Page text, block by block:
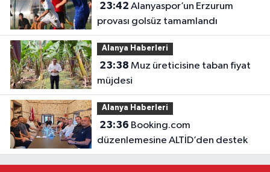
23:42
provası golsüz tamamlandı
Alanya Haberleri
23:38
müjdesi
Alanya Haberleri
23:36
düzenlemesine ALTİD’den destek